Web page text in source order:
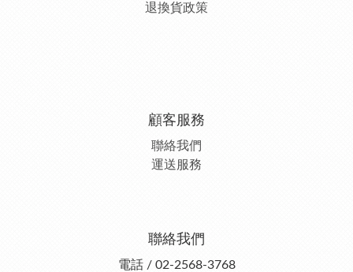
退換貨政策
顧客服務
聯絡我們
運送服務
聯絡我們
電話 / 02-2568-3768